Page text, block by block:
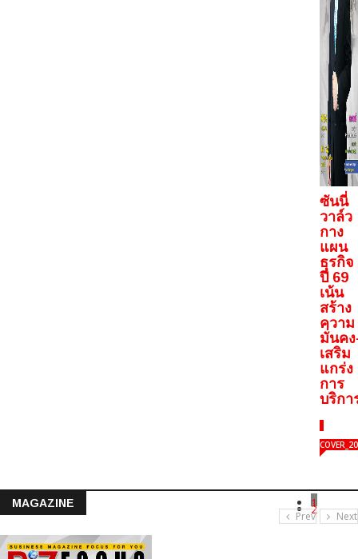
ซันนี่
วาล์ว
กาง
แผน
ธุรกิจ
ปี 69
เน้น
สร้าง
ความ
มั่นค
เสริม
แกร่ง
การ
บริกา
MAGAZINE 1
2
Prev Next